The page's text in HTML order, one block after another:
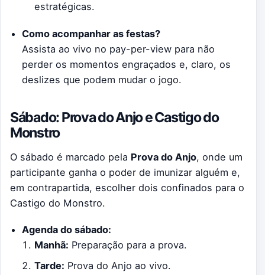
estratégicas.
Como acompanhar as festas?
Assista ao vivo no pay-per-view para não
perder os momentos engraçados e, claro, os
deslizes que podem mudar o jogo.
Sábado: Prova do Anjo e Castigo do
Monstro
O sábado é marcado pela Prova do Anjo, onde um
participante ganha o poder de imunizar alguém e,
em contrapartida, escolher dois confinados para o
Castigo do Monstro.
Agenda do sábado:
Manhã: Preparação para a prova.
Tarde: Prova do Anjo ao vivo.